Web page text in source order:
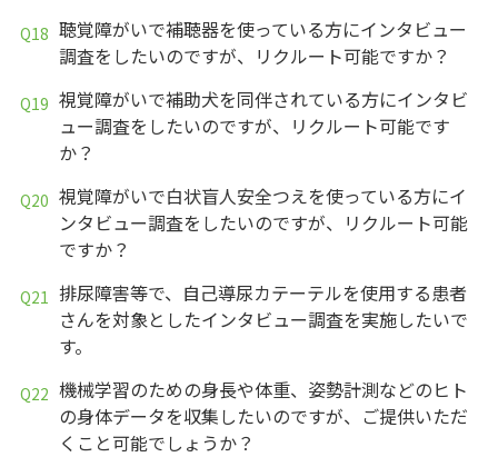
聴覚障がいで補聴器を使っている方にインタビュー
調査をしたいのですが、リクルート可能ですか？
視覚障がいで補助犬を同伴されている方にインタビ
ュー調査をしたいのですが、リクルート可能です
か？
視覚障がいで白状盲人安全つえを使っている方にイ
ンタビュー調査をしたいのですが、リクルート可能
ですか？
排尿障害等で、自己導尿カテーテルを使用する患者
さんを対象としたインタビュー調査を実施したいで
す。
機械学習のための身長や体重、姿勢計測などのヒト
の身体データを収集したいのですが、ご提供いただ
くこと可能でしょうか？